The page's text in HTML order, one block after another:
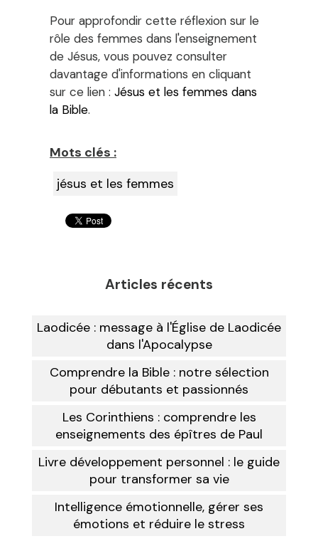
Pour approfondir cette réflexion sur le
rôle des femmes dans l'enseignement
de Jésus, vous pouvez consulter
davantage d'informations en cliquant
sur ce lien : Jésus et les femmes dans
la Bible.
Mots clés :
jésus et les femmes
Articles récents
Laodicée : message à l'Église de Laodicée
dans l'Apocalypse
Comprendre la Bible : notre sélection
pour débutants et passionnés
Les Corinthiens : comprendre les
enseignements des épîtres de Paul
Livre développement personnel : le guide
pour transformer sa vie
Intelligence émotionnelle, gérer ses
émotions et réduire le stress